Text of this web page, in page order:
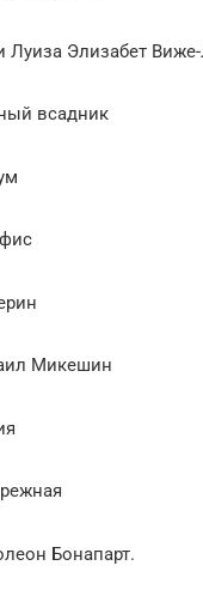
Луиза Элизабет
всадник
Микешин
Бонапарт.